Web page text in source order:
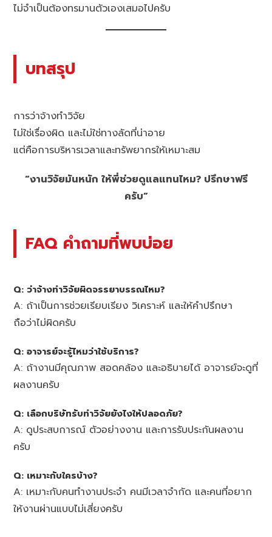
ไม่จำเป็นต้องทรมานตัวเองเสมอไปครับ
บทสรุป
การว่าจ้างทำวิจัย
ไม่ใช่เรื่องผิด และไม่ใช่ทางลัดที่น่าอาย
แต่คือการบริหารเวลาและทรัพยากรให้เหมาะสม
“งานวิจัยมันหนัก ให้พี่ช่วยดูแลแทนไหม? ปรึกษาฟรี
ครับ”
FAQ คำถามที่พบบ่อย
Q: ว่าจ้างทำวิจัยผิดจรรยาบรรณไหม?
A: ถ้าเป็นการช่วยเรียบเรียง วิเคราะห์ และให้คำปรึกษา
ถือว่าไม่ผิดครับ
Q: อาจารย์จะรู้ไหมว่าใช้บริการ?
A: ถ้างานมีคุณภาพ สอดคล้อง และอธิบายได้ อาจารย์จะดูที่
ผลงานครับ
Q: เลือกบริษัทรับทำวิจัยยังไงให้ปลอดภัย?
A: ดูประสบการณ์ ตัวอย่างงาน และการรับประกันผลงาน
ครับ
Q: เหมาะกับใครบ้าง?
A: เหมาะกับคนทำงานประจำ คนมีเวลาจำกัด และคนที่อยาก
ให้งานผ่านแบบไม่เสี่ยงครับ